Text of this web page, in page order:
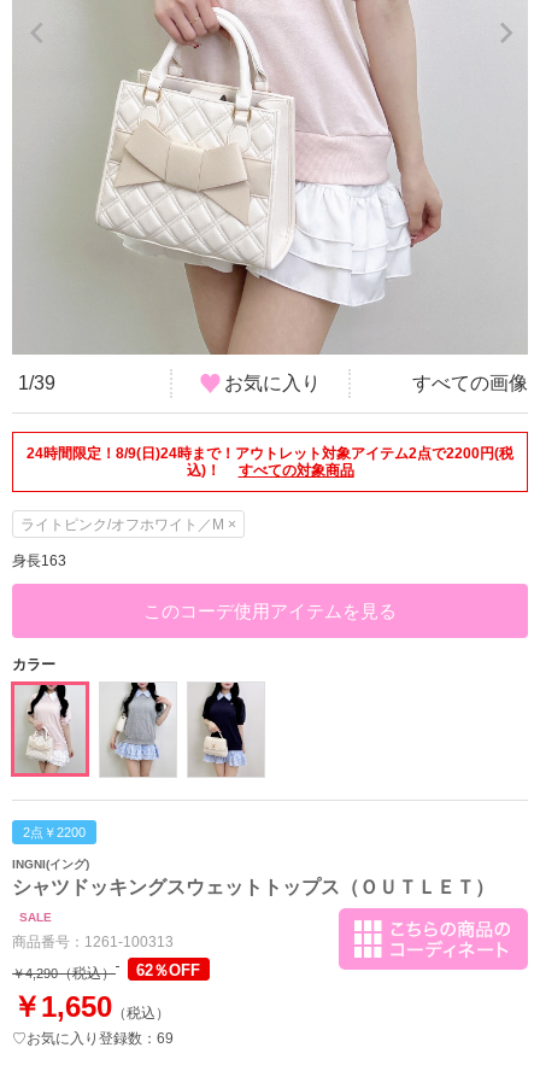
1/39 お気に入り すべての画像
24時間限定！8/9(日)24時まで！アウトレット対象アイテム2点で2200円(税
込)！
すべての対象商品
ライトピンク/オフホワイト／M ×
身長163
このコーデ使用アイテムを見る
カラー
2点￥2200
INGNI(イング)
シャツドッキングスウェットトップス（ＯＵＴＬＥＴ）
SALE
商品番号： 1261-100313
￥4,290（税込） 62％OFF
￥1,650 （税込）
♡お気に入り登録数：69